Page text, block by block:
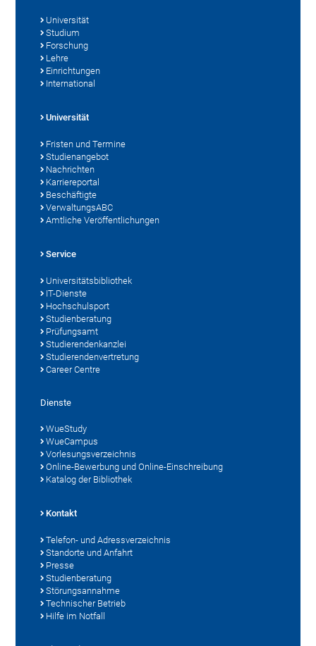
Universität
Studium
Forschung
Lehre
Einrichtungen
International
Universität
Fristen und Termine
Studienangebot
Nachrichten
Karriereportal
Beschäftigte
VerwaltungsABC
Amtliche Veröffentlichungen
Service
Universitätsbibliothek
IT-Dienste
Hochschulsport
Studienberatung
Prüfungsamt
Studierendenkanzlei
Studierendenvertretung
Career Centre
Dienste
WueStudy
WueCampus
Vorlesungsverzeichnis
Online-Bewerbung und Online-Einschreibung
Katalog der Bibliothek
Kontakt
Telefon- und Adressverzeichnis
Standorte und Anfahrt
Presse
Studienberatung
Störungsannahme
Technischer Betrieb
Hilfe im Notfall